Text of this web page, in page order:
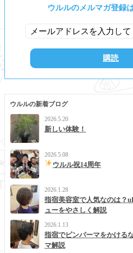
ウルルのメルマガ登録
ウルルの新着ブログ
2026.5.20
新しい体験！
2026.5.08
ウルル祝14周年
2026.1.28
指宿美容室で人気なのは？
ューをやさしく解説
2026.1.13
指宿でピンパーマをかける
マ解説